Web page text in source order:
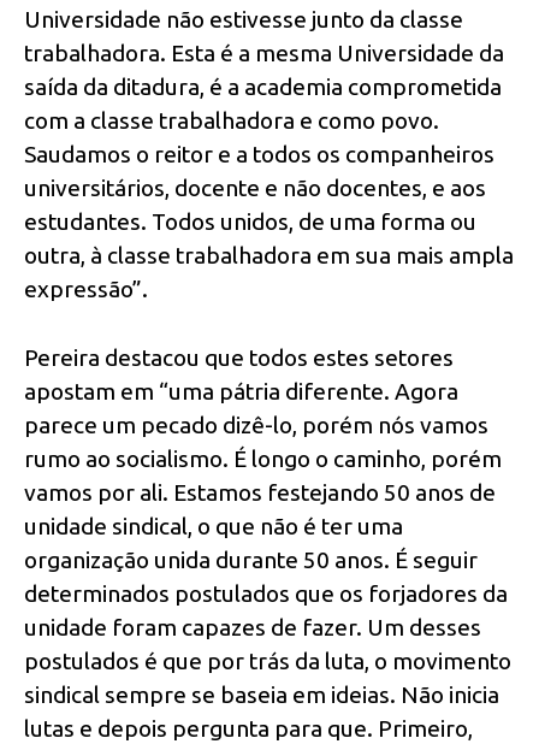
Universidade não estivesse junto da classe
trabalhadora. Esta é a mesma Universidade da
saída da ditadura, é a academia comprometida
com a classe trabalhadora e como povo.
Saudamos o reitor e a todos os companheiros
universitários, docente e não docentes, e aos
estudantes. Todos unidos, de uma forma ou
outra, à classe trabalhadora em sua mais ampla
expressão”.
Pereira destacou que todos estes setores
apostam em “uma pátria diferente. Agora
parece um pecado dizê-lo, porém nós vamos
rumo ao socialismo. É longo o caminho, porém
vamos por ali. Estamos festejando 50 anos de
unidade sindical, o que não é ter uma
organização unida durante 50 anos. É seguir
determinados postulados que os forjadores da
unidade foram capazes de fazer. Um desses
postulados é que por trás da luta, o movimento
sindical sempre se baseia em ideias. Não inicia
lutas e depois pergunta para que. Primeiro,